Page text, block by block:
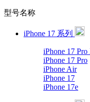
型号名称
iPhone 17 系列
iPhone 17 Pro
iPhone 17 Pro
iPhone Air
iPhone 17
iPhone 17e